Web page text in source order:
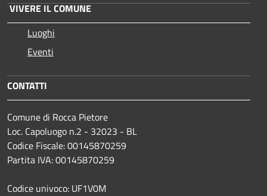
VIVERE IL COMUNE
Luoghi
Eventi
CONTATTI
Comune di Rocca Pietore
Loc. Capoluogo n.2 - 32023 - BL
Codice Fiscale: 00145870259
Partita IVA: 00145870259
Codice univoco: UF1V0M